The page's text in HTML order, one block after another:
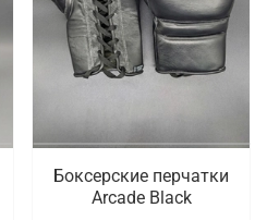
Боксерские перчатки
Arcade Black